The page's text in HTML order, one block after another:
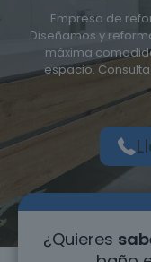
Empresa de
Diseñamos y
máxima
espacio.
¿Quieres